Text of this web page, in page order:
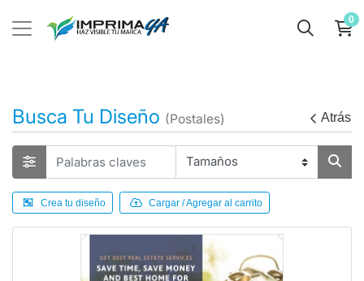
0
Busca Tu Diseño (Postales) Atrás
Crea tu diseño Cargar / Agregar al carrito